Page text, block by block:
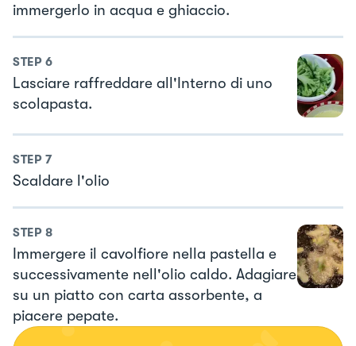
immergerlo in acqua e ghiaccio.
STEP 6
Lasciare raffreddare all'Interno di uno
scolapasta.
STEP 7
Scaldare l'olio
STEP 8
Immergere il cavolfiore nella pastella e
successivamente nell'olio caldo. Adagiare
su un piatto con carta assorbente, a
piacere pepate.